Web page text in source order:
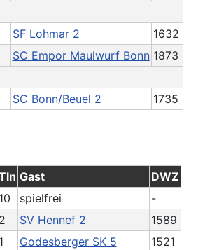
SF Lohmar 2
1632
SC Empor Maulwurf Bonn 1873
SC Bonn/Beuel 2 1735
Gast
DWZ
10 spielfrei
-
2 SV Hennef 2
1589
1 Godesberger SK 5
1521